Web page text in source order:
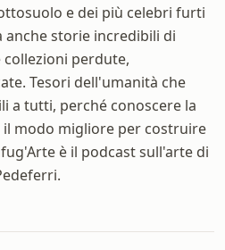
e dei più celebri furti
anche storie incredibili di
perdute,
Tesori dell'umanità che
a tutti, perché conoscere la
il modo migliore per costruire
è il podcast sull'arte di